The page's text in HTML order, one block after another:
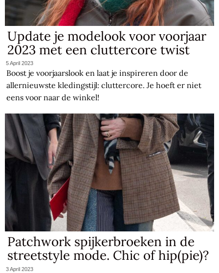
Update je modelook voor voorjaar
2023 met een cluttercore twist
5 April 2023
Boost je voorjaarslook en laat je inspireren door de
allernieuwste kledingstijl: cluttercore. Je hoeft er niet
eens voor naar de winkel!
Patchwork spijkerbroeken in de
streetstyle mode. Chic of hip(pie)?
3 April 2023